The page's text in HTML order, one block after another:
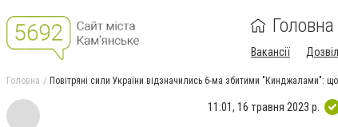
Головна
Вакансії
Головна Повітряні сили України відзначились 6-ма збитими "Кинджалами":
11:01, 16 травня 2023 р.